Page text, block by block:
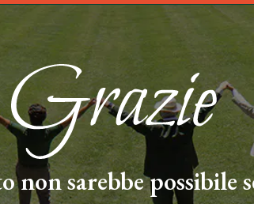
non sarebbe possibile